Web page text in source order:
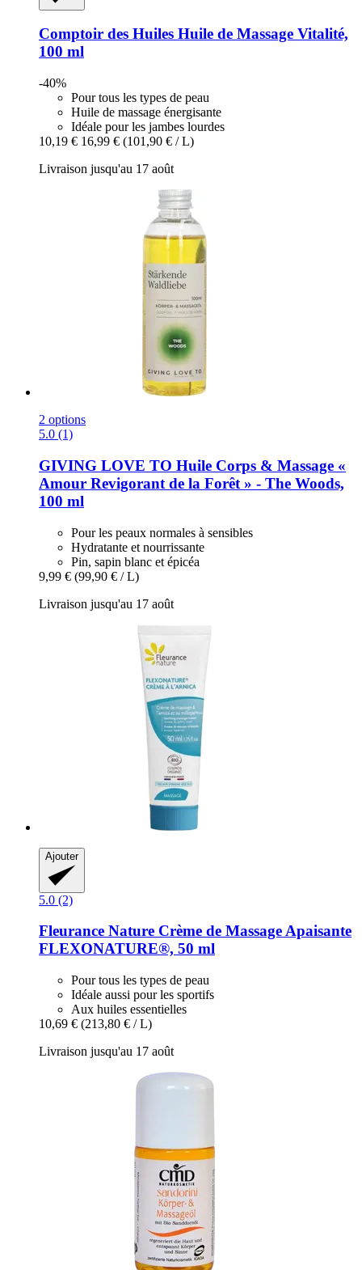
Comptoir des Huiles Huile de Massage Vitalité,
100 ml
-40%
Pour tous les types de peau
Huile de massage énergisante
Idéale pour les jambes lourdes
10,19 € 16,99 € (101,90 € / L)
Livraison jusqu'au 17 août
2 options
5.0 (1)
GIVING LOVE TO Huile Corps & Massage «
Amour Revigorant de la Forêt » -​ The Woods,
100 ml
Pour les peaux normales à sensibles
Hydratante et nourrissante
Pin, sapin blanc et épicéa
9,99 € (99,90 € / L)
Livraison jusqu'au 17 août
Ajouter
5.0 (2)
Fleurance Nature Crème de Massage Apaisante
FLEXONATURE®, 50 ml
Pour tous les types de peau
Idéale aussi pour les sportifs
Aux huiles essentielles
10,69 € (213,80 € / L)
Livraison jusqu'au 17 août